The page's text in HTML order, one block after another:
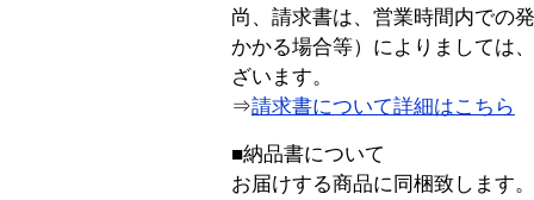
尚、請求書は、営業時間内での
かかる場合等）によりましては
ざいます。
⇒請求書について詳細はこちら
■納品書について
お届けする商品に同梱致します。